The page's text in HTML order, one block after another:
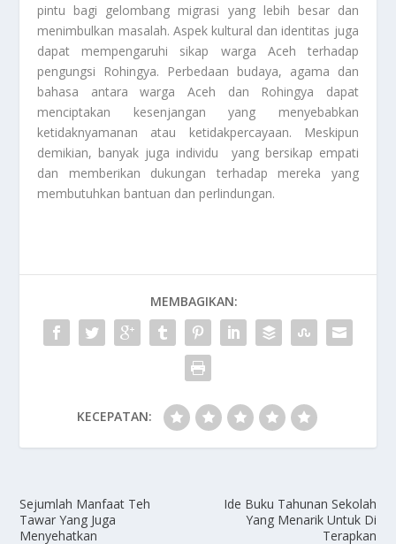
pintu bagi gelombang migrasi yang lebih besar dan
menimbulkan masalah. Aspek kultural dan identitas juga
dapat mempengaruhi sikap warga Aceh terhadap
pengungsi Rohingya. Perbedaan budaya, agama dan
bahasa antara warga Aceh dan Rohingya dapat
menciptakan kesenjangan yang menyebabkan
ketidaknyamanan atau ketidakpercayaan. Meskipun
demikian, banyak juga individu yang bersikap empati
dan memberikan dukungan terhadap mereka yang
membutuhkan bantuan dan perlindungan.
MEMBAGIKAN:
KECEPATAN:
Sejumlah Manfaat Teh
Tawar Yang Juga
Menyehatkan
Ide Buku Tahunan Sekolah
Yang Menarik Untuk Di
Terapkan